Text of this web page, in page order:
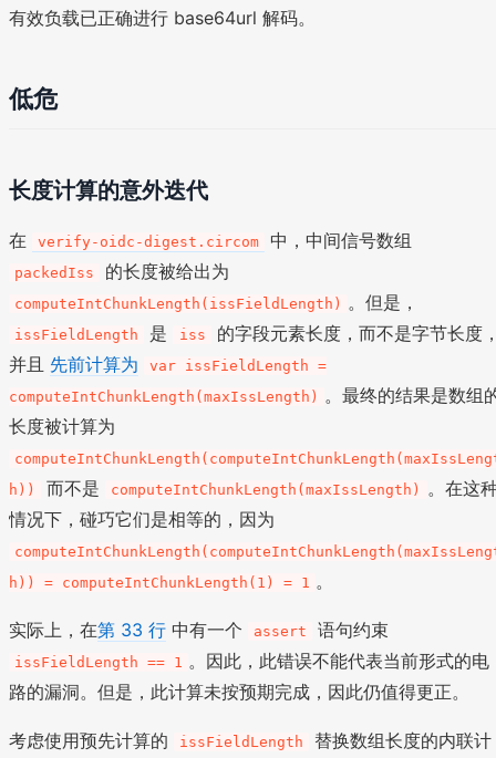
有效负载已正确进行 base64url 解码。
低危
长度计算的意外迭代
在 verify-oidc-digest.circom 中，中间信号数组
packedIss 的长度被给出为
computeIntChunkLength(issFieldLength) 。但是，
issFieldLength 是 iss
的字段元素长度，而不是字节长度
并且 先前计算为
var issFieldLength =
computeIntChunkLength(maxIssLength)
。最终的结果是数组
长度被计算为
h))
而不是 computeIntChunkLength(maxIssLength)
。在这
情况下，碰巧它们是相等的，因为
h)) = computeIntChunkLength(1) = 1
。
实际上，在第 33 行 中有一个 assert 语句约束
issFieldLength == 1
。因此，此错误不能代表当前形式的电
路的漏洞。但是，此计算未按预期完成，因此仍值得更正。
考虑使用预先计算的 issFieldLength
替换数组长度的内联计